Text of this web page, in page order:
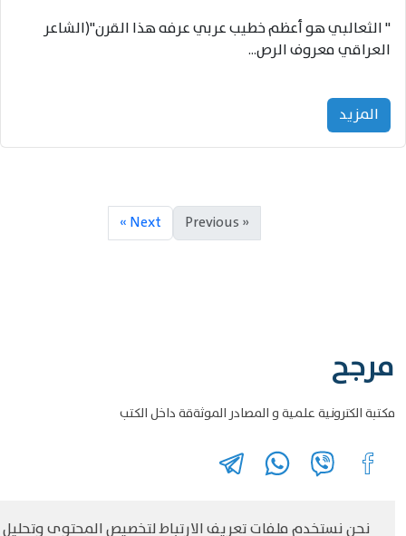
" الثعالبي هو أعظم خطيب عربي عرفه هذا القرن"(الشاعر
العراقي معروف الرص...
المزید
Next »
مرجح
مكتبة الكترونية علمية و المصادر الموثةقة داخل الكتب
حقوق الطبع والنشر مرجح جميع الحقوق محفوظةسياسة و الخصوصية
نحن نستخدم ملفات تعريف الارتباط لتخصيص المحتوى وتحليل